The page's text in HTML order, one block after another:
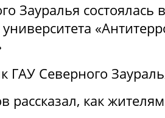
Зауралья состоялась
ГАУ Северного
рассказал, как